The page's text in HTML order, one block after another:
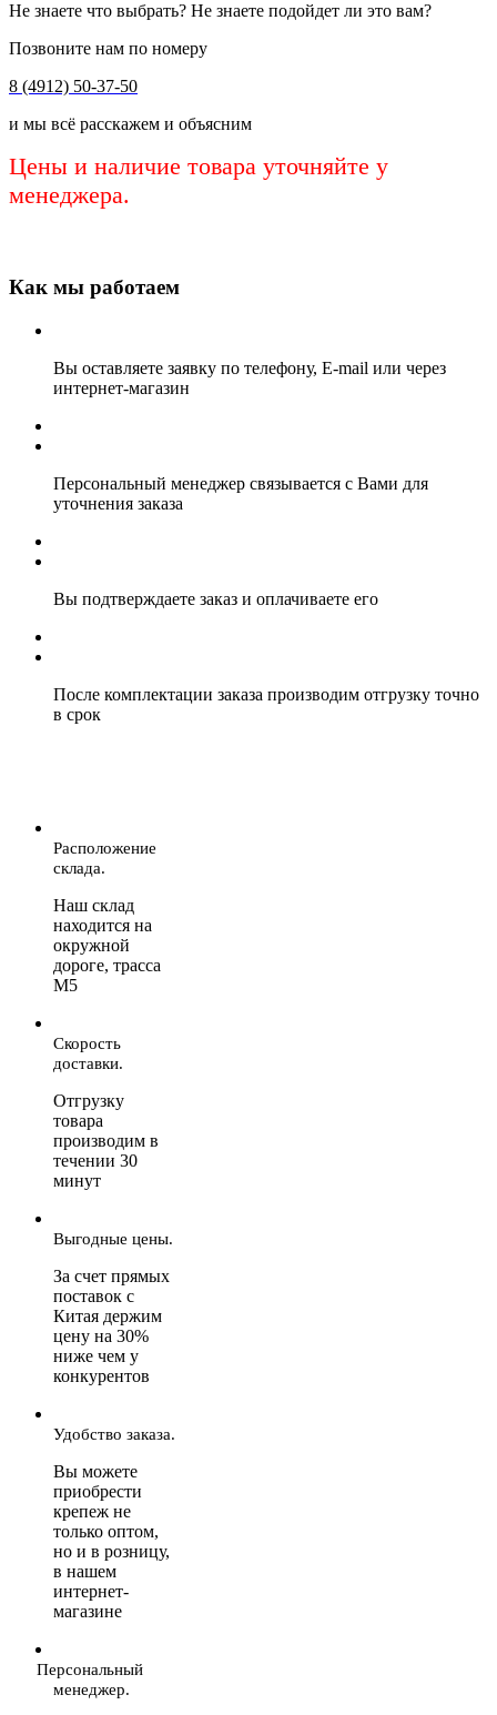
Не знаете что выбрать? Не знаете подойдет ли это вам?
Позвоните нам по номеру
8 (4912) 50-37-50
и мы всё расскажем и объясним
Цены и наличие товара уточняйте у
менеджера.
Как мы работаем
Вы оставляете заявку по телефону, E-mail или через
интернет-магазин
Персональный менеджер связывается с Вами для
уточнения заказа
Вы подтверждаете заказ и оплачиваете его
После комплектации заказа производим отгрузку точно
в срок
Расположение
склада.
Наш склад
находится на
окружной
дороге, трасса
М5
Скорость
доставки.
Отгрузку
товара
производим в
течении 30
минут
Выгодные цены.
За счет прямых
поставок с
Китая держим
цену на 30%
ниже чем у
конкурентов
Удобство заказа.
Вы можете
приобрести
крепеж не
только оптом,
но и в розницу,
в нашем
интернет-
магазине
Персональный
менеджер.